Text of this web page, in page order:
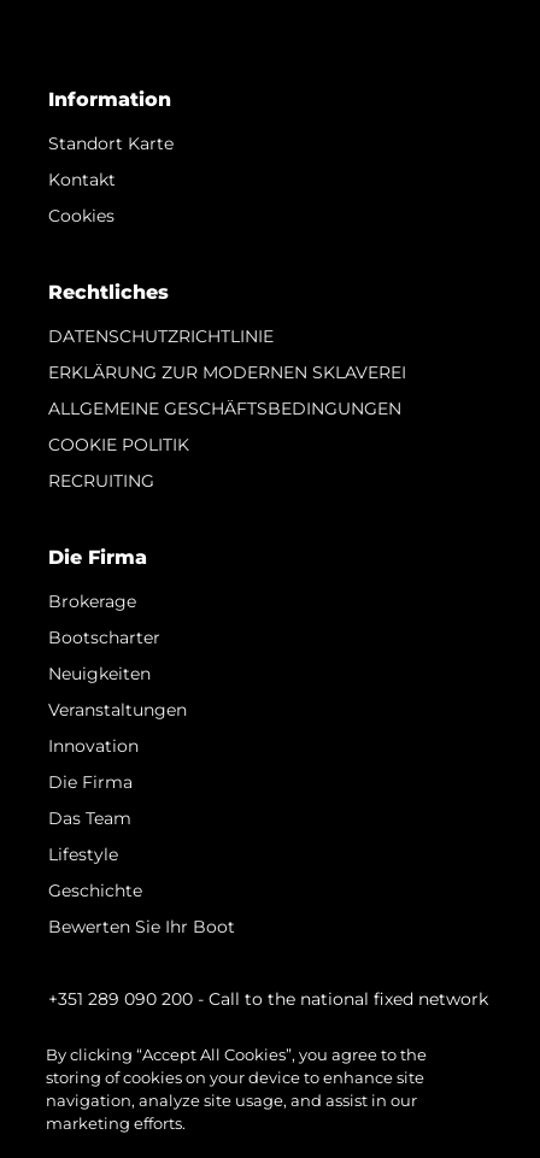
Information
Standort Karte
Kontakt
Cookies
Rechtliches
DATENSCHUTZRICHTLINIE
ERKLÄRUNG ZUR MODERNEN SKLAVEREI
ALLGEMEINE GESCHÄFTSBEDINGUNGEN
COOKIE POLITIK
RECRUITING
Die Firma
Brokerage
Bootscharter
Neuigkeiten
Veranstaltungen
Innovation
Die Firma
Das Team
Lifestyle
Geschichte
Bewerten Sie Ihr Boot
+351 289 090 200 - Call to the national fixed network
By clicking “Accept All Cookies”, you agree to the
storing of cookies on your device to enhance site
navigation, analyze site usage, and assist in our
marketing efforts.